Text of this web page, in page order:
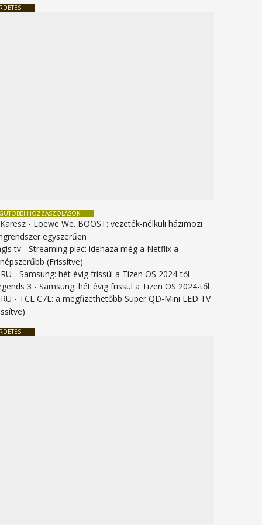
HOZZÁSZÓLÁSOK
- Loewe We. BOOST: vezeték-nélküli házimozi
egyszerűen
tv -Streaming piac: idehaza még a Netflix a
(Frissítve)
-Samsung: hét évig frissül a Tizen OS 2024-től
3 -Samsung: hét évig frissül a Tizen OS 2024-től
- TCL C7L: a megfizethetőbb Super QD-Mini LED TV